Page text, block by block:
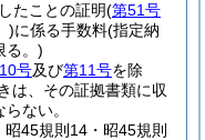
たことの証明(第51号
)に係る手数料(指定納
る。)
号及び第11号を除
は、その証拠書類に収
ない。
45規則14・昭45規則